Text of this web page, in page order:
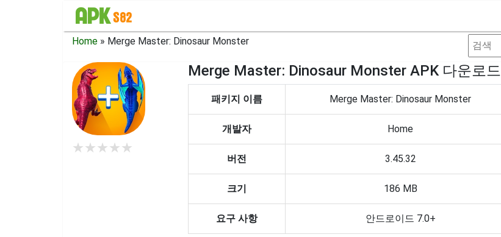
Home » Merge Master: Dinosaur Monster
★★★★★
Merge Master: Dinosaur Monster APK 다운로드
패키지 이름 Merge Master: Dinosaur Monster
개발자 Home
버전 3.45.32
크기 186 MB
요구 사항 안드로이드 7.0+